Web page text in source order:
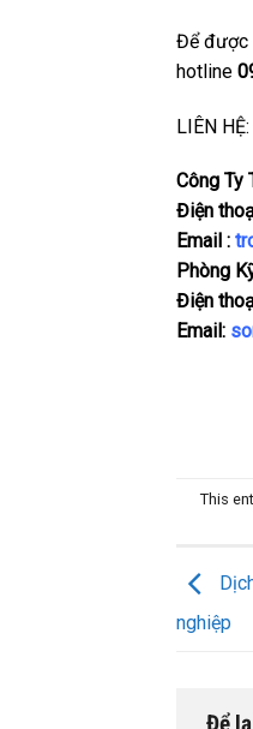
Để được
hotline
LIÊN HỆ:
Công Ty
Điện
Email :
Phòng
Điện
Email:
This
nghiệp
Để